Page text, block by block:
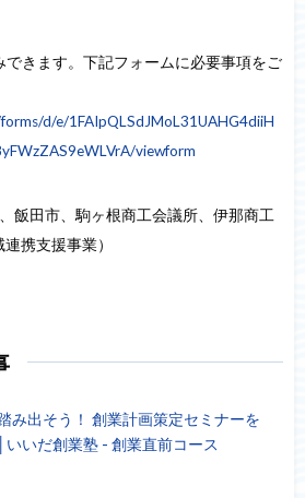
きます。下記フォームに必要事項をご
d/e/1FAIpQLSdJMoL31UAHG4diiH
viewform
飯田市、駒ヶ根商工会議所、伊那商工
携支援事業）
み出そう！ 創業計画策定セミナーを
いいだ創業塾 - 創業直前コース